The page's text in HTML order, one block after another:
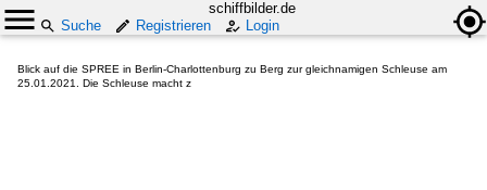
schiffbilder.de
Suche
Registrieren Login
Blick auf die SPREE in Berlin-Charlottenburg zu Berg zur gleichnamigen Schleuse am
25.01.2021. Die Schleuse macht z